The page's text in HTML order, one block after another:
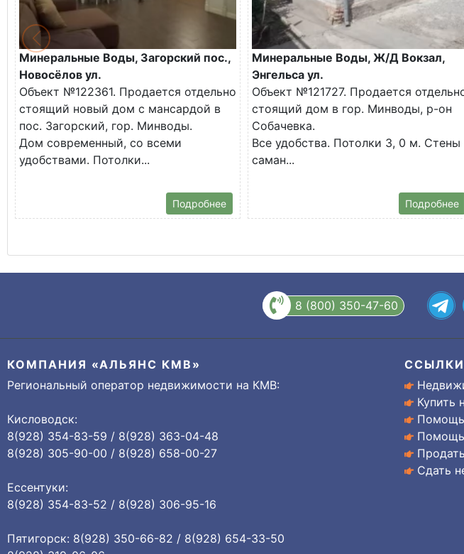
Минеральные Воды, Загорский пос.,
Новосёлов ул.
Объект №122361. Продается отдельно
стоящий новый дом с мансардой в
пос. Загорский, гор. Минводы.
Дом современный, со всеми
удобствами. Потолки...
Подробнее
Минеральные Воды, Ж/Д Вокзал,
Энгельса ул.
Объект №121727. Продается
стоящий дом в гор. Минводы, р-он
Собачевка.
Все удобства. Потолки 3, 0 м. Стены
саман...
Подробнее
8 (800) 350-47-60
КОМПАНИЯ «АЛЬЯНС КМВ»
Региональный оператор недвижимости на КМВ:
Кисловодск:
8(928) 354-83-59 / 8(928) 363-04-48
8(928) 305-90-00 / 8(928) 658-00-27
Ессентуки:
8(928) 354-83-52 / 8(928) 306-95-16
Пятигорск: 8(928) 350-66-82 / 8(928) 654-33-50
ССЫЛКИ
Купить
Помощь
Сдать